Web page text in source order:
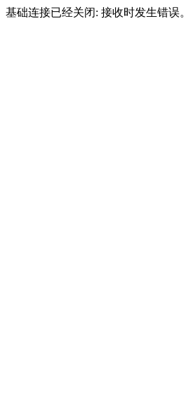
基础连接已经关闭: 接收时发生错误。